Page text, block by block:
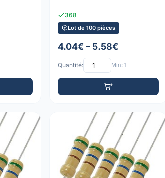
368
Lot de 100 pièces
4.04€ – 5.58€
Quantité: Min: 1